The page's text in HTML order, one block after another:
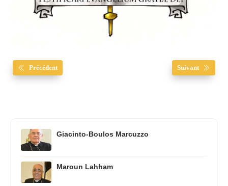
Précédent Suivant
Giacinto-Boulos Marcuzzo
Maroun Lahham